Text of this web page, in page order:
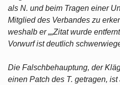
als N. und beim Tragen einer
Mitglied des Verbandes zu
weshalb er „„Zitat wurde
Vorwurf ist deutlich
Die Falschbehauptung, der
einen Patch des T. getragen,